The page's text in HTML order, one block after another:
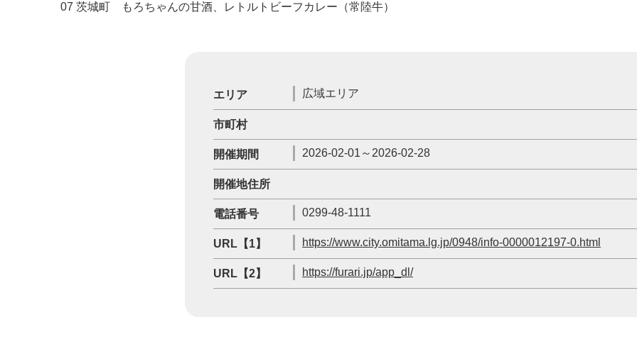
07 茨城町 もろちゃんの甘酒、レトルトビーフカレー（常陸牛）
エリア 広域エリア
市町村
開催期間 2026-02-01～2026-02-28
開催地住所
電話番号 0299-48-1111
URL【1】 https://www.city.omitama.lg.jp/0948/info-0000012197-0.html
URL【2】 https://furari.jp/app_dl/